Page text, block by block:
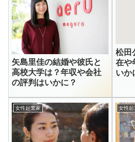
矢島里佳の結婚や彼氏と
高校大学は？年収や会社
の評判はいかに？
松田
在や
いか
女性起業家 女性起